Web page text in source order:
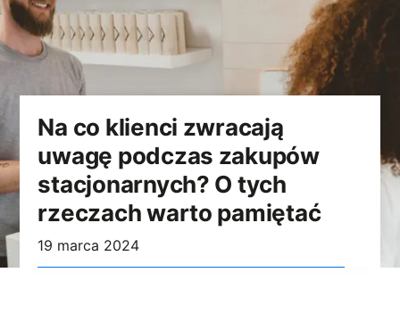
Na co klienci zwracają
uwagę podczas zakupów
stacjonarnych? O tych
rzeczach warto pamiętać
19 marca 2024